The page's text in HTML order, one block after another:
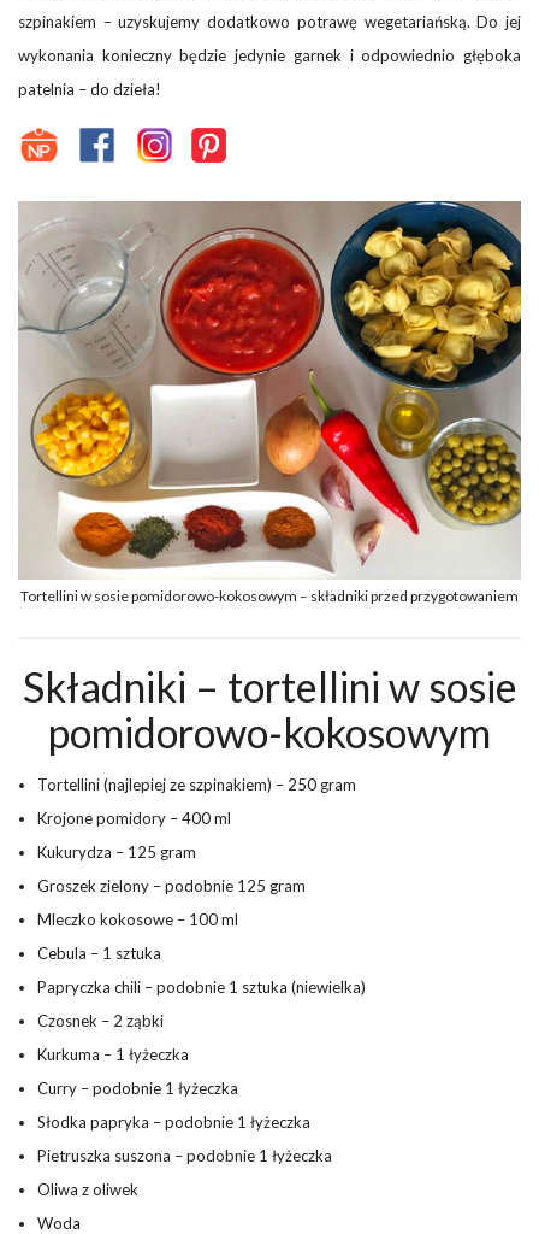
szpinakiem – uzyskujemy dodatkowo potrawę wegetariańską. Do jej
wykonania konieczny będzie jedynie garnek i odpowiednio głęboka
patelnia – do dzieła!
Tortellini w sosie pomidorowo-kokosowym – składniki przed przygotowaniem
Składniki – tortellini w sosie
pomidorowo-kokosowym
Tortellini (najlepiej ze szpinakiem) – 250 gram
Krojone pomidory – 400 ml
Kukurydza – 125 gram
Groszek zielony – podobnie 125 gram
Mleczko kokosowe – 100 ml
Cebula – 1 sztuka
Papryczka chili – podobnie 1 sztuka (niewielka)
Czosnek – 2 ząbki
Kurkuma – 1 łyżeczka
Curry – podobnie 1 łyżeczka
Słodka papryka – podobnie 1 łyżeczka
Pietruszka suszona – podobnie 1 łyżeczka
Oliwa z oliwek
Woda